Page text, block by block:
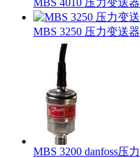
MBS 3250 压力变送
MBS 3200 danfoss压